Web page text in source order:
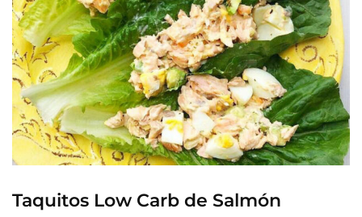
Taquitos Low Carb de Salmón